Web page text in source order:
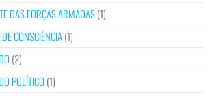
DAS FORÇAS ARMADAS(1)
CONSCIÊNCIA(1)
(2)
POLÍTICO (1)